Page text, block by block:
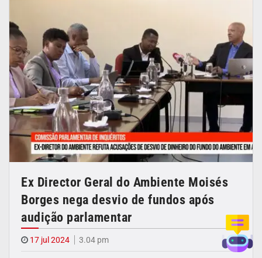
Ex Director Geral do Ambiente Moisés
Borges nega desvio de fundos após
audição parlamentar
17 jul 2024 3.04 pm